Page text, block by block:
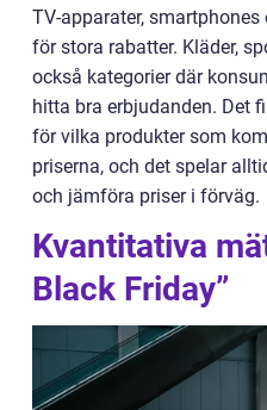
TV-apparater,
för stora rabatter. Kläder,
också kategorier där
hitta bra erbjudanden. Det
för vilka produkter som
priserna, och det spelar
och jämföra priser i förväg.
Kvantitativa
Black Friday”